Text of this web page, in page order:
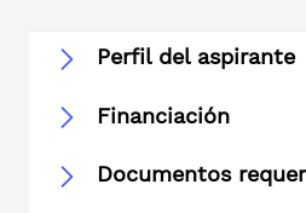
Perfil del aspirante
Financiación
Documentos